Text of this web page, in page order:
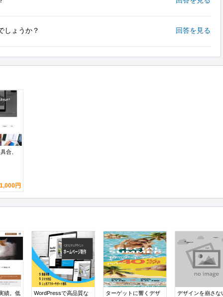
しょうか？ 回答を見る
合、
円
績。低
WordPressで高品質な
ターゲットに響くデザ
デザインを崩さな